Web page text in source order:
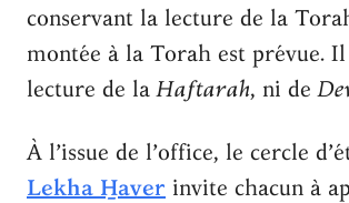
conservant la lecture de la
montée à la Torah est prévue. Il
lecture de laHaftarah, ni de
À l’issue de l’office, le cercle
Lekha H̱aver invite chacun à